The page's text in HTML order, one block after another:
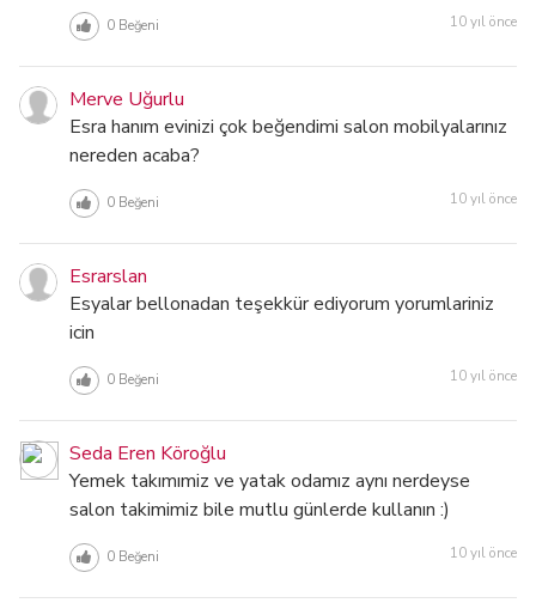
0Beğeni 10 yıl önce
Merve Uğurlu
Esra hanım evinizi çok beğendimi salon mobilyalarınız
nereden acaba?
0Beğeni 10 yıl önce
Esrarslan
Esyalar bellonadan teşekkür ediyorum yorumlariniz
icin
0Beğeni 10 yıl önce
Seda Eren Köroğlu
Yemek takımımiz ve yatak odamız aynı nerdeyse
salon takimimiz bile mutlu günlerde kullanın :)
0Beğeni 10 yıl önce